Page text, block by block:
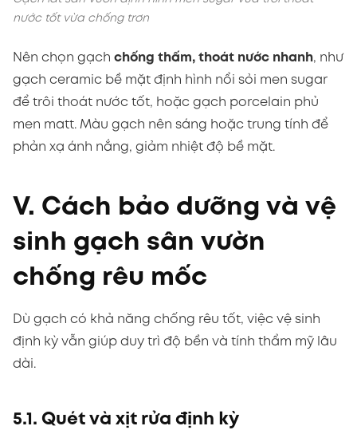
nước tốt vừa chống trơn
Nên chọn gạch chống thấm, thoát nước nhanh, như
gạch ceramic bề mặt định hình nổi sỏi men sugar
để trôi thoát nước tốt, hoặc gạch porcelain phủ
men matt. Màu gạch nên sáng hoặc trung tính để
phản xạ ánh nắng, giảm nhiệt độ bề mặt.
V. Cách bảo dưỡng và vệ
sinh gạch sân vườn
chống rêu mốc
Dù gạch có khả năng chống rêu tốt, việc vệ sinh
định kỳ vẫn giúp duy trì độ bền và tính thẩm mỹ lâu
dài.
5.1. Quét và xịt rửa định kỳ